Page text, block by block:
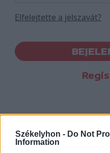
Székelyhon - Do Not
Information
Elfelejtette a jelszavát?